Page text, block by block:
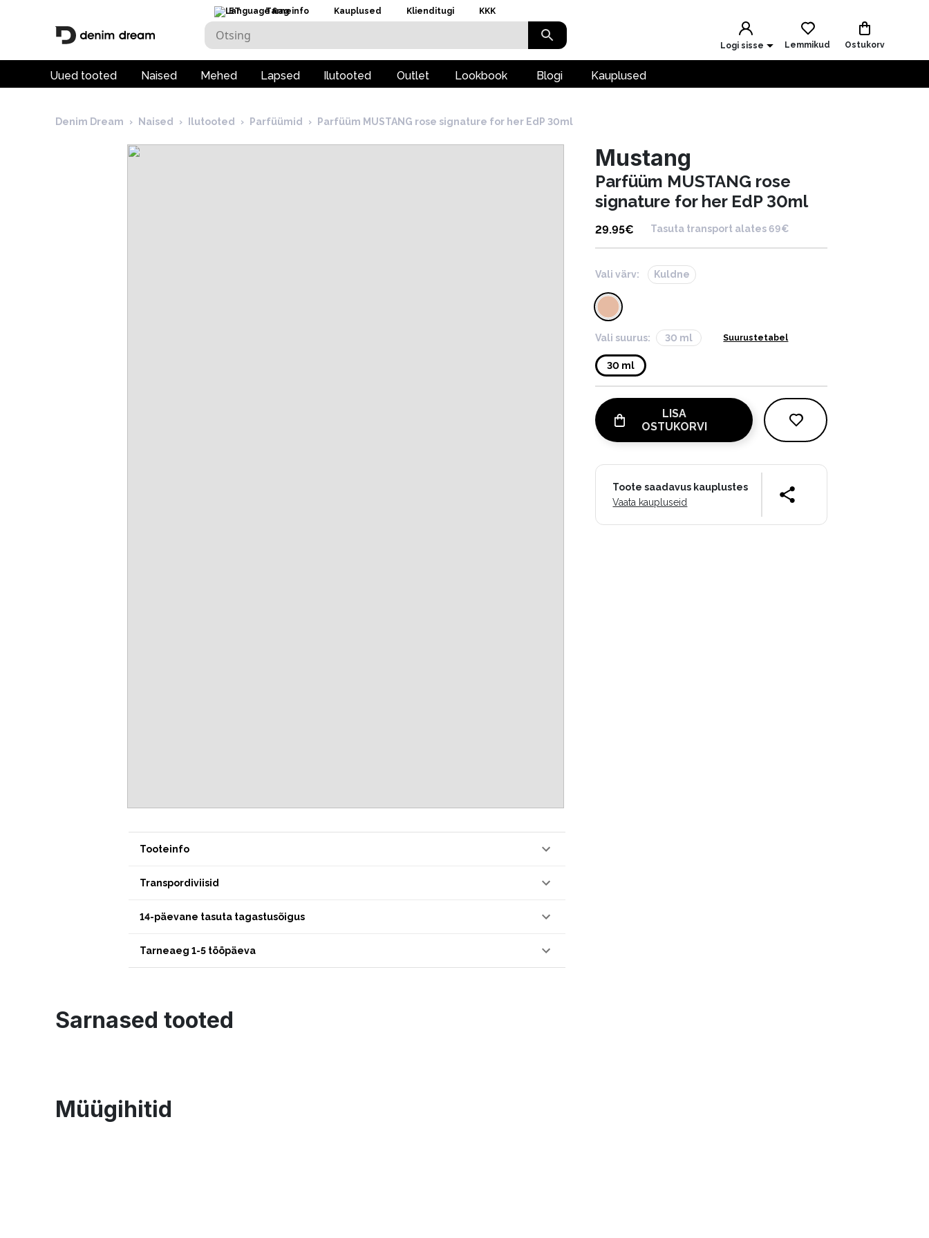
ET Tarneinfo Kauplused Klienditugi KKK
Logi sisse Lemmikud Ostukorv
Uued tooted Naised Mehed Lapsed Ilutooted Outlet Lookbook Blogi Kauplused
Denim Dream › Naised › Ilutooted › Parfüümid › Parfüüm MUSTANG rose signature for her EdP 30ml
Tooteinfo
Transpordiviisid
14-päevane tasuta tagastusõigus
Tarneaeg 1-5 tööpäeva
Mustang
Parfüüm MUSTANG rose
signature for her EdP 30ml
29.95€ Tasuta transport alates 69€
Vali värv: Kuldne
Vali suurus: 30 ml Suurustetabel
30 ml
LISA
OSTUKORVI
Toote saadavus kauplustes
Vaata kaupluseid
Sarnased tooted
Müügihitid